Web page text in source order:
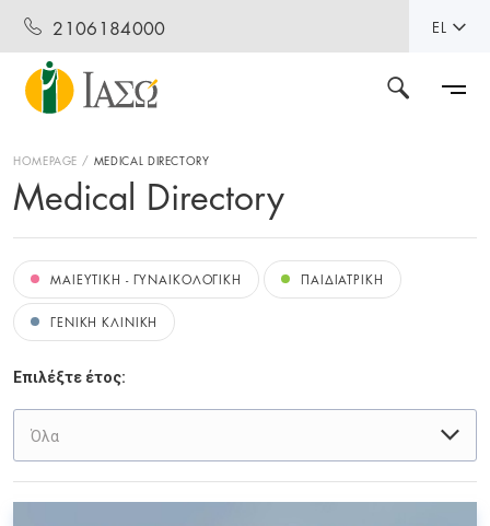
2106184000 EL
HOMEPAGE MEDICAL DIRECTORY
Medical Directory
ΜΑΙΕΥΤΙΚΗ - ΓΥΝΑΙΚΟΛΟΓΙΚΗ ΠΑΙΔΙΑΤΡΙΚΗ
ΓΕΝΙΚΗ ΚΛΙΝΙΚΗ
Επιλέξτε έτος:
Όλα